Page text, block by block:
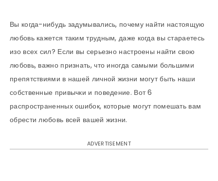
Вы когда-нибудь задумывались, почему найти настоящую
любовь кажется таким трудным, даже когда вы стараетесь
изо всех сил? Если вы серьезно настроены найти свою
любовь, важно признать, что иногда самыми большими
препятствиями в нашей личной жизни могут быть наши
собственные привычки и поведение. Вот 6
распространенных ошибок, которые могут помешать вам
обрести любовь всей вашей жизни.
ADVERTISEMENT